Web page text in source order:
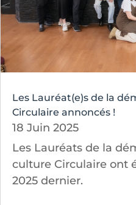
Les Lauréat(e)s de la
Circulaire annoncés !
18 Juin 2025
Les Lauréats de la
culture Circulaire ont
2025 dernier.